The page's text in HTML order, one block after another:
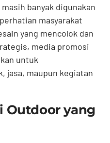
banyak digunakan
masyarakat
yang mencolok dan
media promosi
untuk
jasa, maupun kegiatan
Outdoor yang